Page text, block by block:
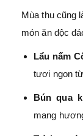
Mùa thu cũng
món ăn độc
Lẩu nấm
tươi ngon
Bún qua
mang